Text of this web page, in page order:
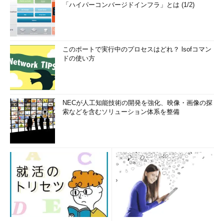
「ハイパーコンバージドインフラ」とは (1/2)
このポートで実行中のプロセスはどれ？ lsofコマン
ドの使い方
NECが人工知能技術の開発を強化、映像・画像の探
索などを含むソリューション体系を整備